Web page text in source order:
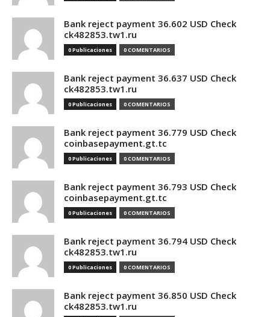
Bank reject payment 36.602 USD Check
ck482853.tw1.ru
0 Publicaciones 0 COMENTARIOS
Bank reject payment 36.637 USD Check
ck482853.tw1.ru
0 Publicaciones 0 COMENTARIOS
Bank reject payment 36.779 USD Check
coinbasepayment.gt.tc
0 Publicaciones 0 COMENTARIOS
Bank reject payment 36.793 USD Check
coinbasepayment.gt.tc
0 Publicaciones 0 COMENTARIOS
Bank reject payment 36.794 USD Check
ck482853.tw1.ru
0 Publicaciones 0 COMENTARIOS
Bank reject payment 36.850 USD Check
ck482853.tw1.ru